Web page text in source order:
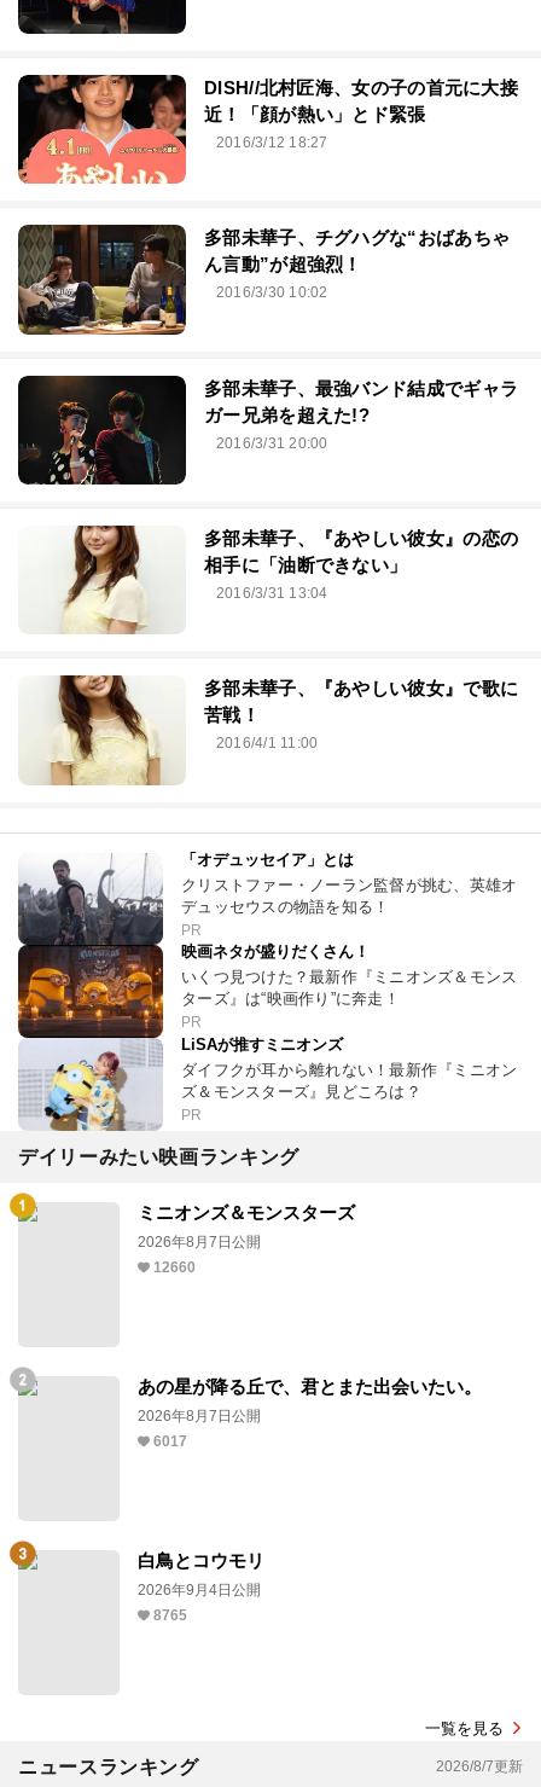
DISH//北村匠海、女の子の首元に大接
近！「顔が熱い」とド緊張
2016/3/12 18:27
多部未華子、チグハグな“おばあちゃ
ん言動”が超強烈！
2016/3/30 10:02
多部未華子、最強バンド結成でギャラ
ガー兄弟を超えた!?
2016/3/31 20:00
多部未華子、『あやしい彼女』の恋の
相手に「油断できない」
2016/3/31 13:04
多部未華子、『あやしい彼女』で歌に
苦戦！
2016/4/1 11:00
「オデュッセイア」とは
クリストファー・ノーラン監督が挑む、英雄オ
デュッセウスの物語を知る！
PR
映画ネタが盛りだくさん！
いくつ見つけた？最新作『ミニオンズ＆モンス
ターズ』は“映画作り”に奔走！
PR
LiSAが推すミニオンズ
ダイフクが耳から離れない！最新作『ミニオン
ズ＆モンスターズ』見どころは？
PR
デイリーみたい映画ランキング
ミニオンズ＆モンスターズ
2026年8月7日公開
12660
あの星が降る丘で、君とまた出会いたい。
2026年8月7日公開
6017
白鳥とコウモリ
2026年9月4日公開
8765
一覧を見る
ニュースランキング 2026/8/7更新